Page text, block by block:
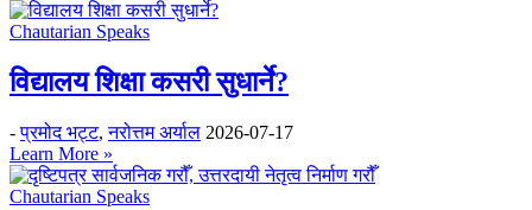
Chautarian Speaks
विद्यालय शिक्षा कसरी सुधार्ने?
-प्रमोद भट्ट,नरोत्तम अर्याल 2026-07-17
Learn More »
Chautarian Speaks